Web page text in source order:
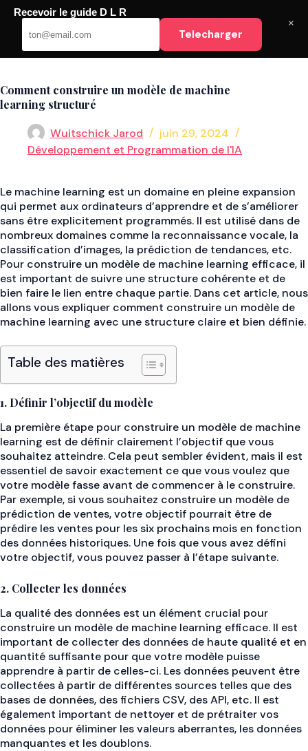
Passer
contenu
Comment construire un modèle de machine
learning structuré
Wuitschick Jarod
juin 29, 2024
Développement et Programmation de l'IA
Le machine learning est un domaine en pleine expansion
qui permet aux ordinateurs d’apprendre et de s’améliorer
sans être explicitement programmés. Il est utilisé dans de
nombreux domaines comme la reconnaissance vocale, la
classification d’images, la prédiction de tendances, etc.
Pour construire un modèle de machine learning efficace, il
est important de suivre une structure cohérente et de
bien faire le lien entre chaque partie. Dans cet article, nous
allons vous expliquer comment construire un modèle de
machine learning avec une structure claire et bien définie.
Table des matières
1. Définir l’objectif du modèle
La première étape pour construire un modèle de machine
learning est de définir clairement l’objectif que vous
souhaitez atteindre. Cela peut sembler évident, mais il est
essentiel de savoir exactement ce que vous voulez que
votre modèle fasse avant de commencer à le construire.
Par exemple, si vous souhaitez construire un modèle de
prédiction de ventes, votre objectif pourrait être de
prédire les ventes pour les six prochains mois en fonction
des données historiques. Une fois que vous avez défini
votre objectif, vous pouvez passer à l’étape suivante.
2. Collecter les données
La qualité des données est un élément crucial pour
construire un modèle de machine learning efficace. Il est
important de collecter des données de haute qualité et en
quantité suffisante pour que votre modèle puisse
apprendre à partir de celles-ci. Les données peuvent être
collectées à partir de différentes sources telles que des
bases de données, des fichiers CSV, des API, etc. Il est
également important de nettoyer et de prétraiter vos
données pour éliminer les valeurs aberrantes, les données
manquantes et les doublons.
Recevoir le guide D L R
Telecharger
×